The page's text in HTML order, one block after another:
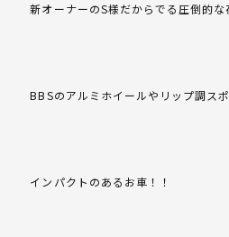
新オーナーのS様だからでる圧倒的
BBSのアルミホイールやリップ調スポ
インパクトのあるお車！！